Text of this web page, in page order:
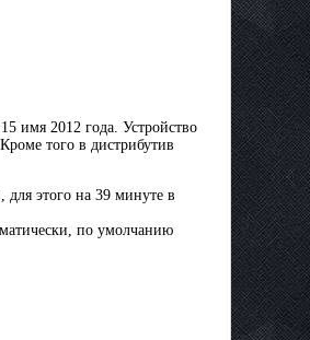
имя 2012 года. Устройство
того в дистрибутив
для этого на 39 минуте в
по умолчанию